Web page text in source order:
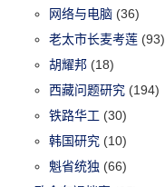
网络与电脑 (36)
老太市长麦考莲 (93)
胡耀邦 (18)
西藏问题研究 (194)
铁路华工 (30)
韩国研究 (10)
魁省统独 (66)